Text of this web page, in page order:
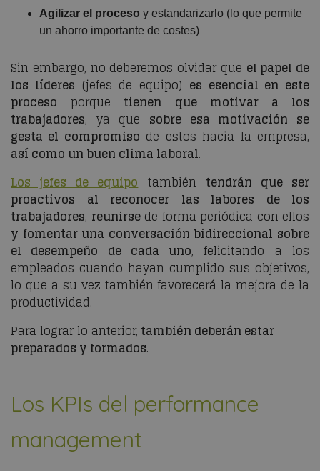
Agilizar el proceso y estandarizarlo (lo que permite
un ahorro importante de costes)
Sin embargo, no deberemos olvidar que el papel de
los líderes (jefes de equipo) es esencial en este
proceso porque tienen que motivar a los
trabajadores, ya que sobre esa motivación se
gesta el compromiso de estos hacia la empresa,
así como un buen clima laboral.
Los jefes de equipotambién tendrán que ser
proactivos al reconocer las labores de los
trabajadores, reunirsede forma periódica con ellos
y fomentar una conversación bidireccional sobre
el desempeño de cada uno, felicitando a los
empleados cuando hayan cumplido sus objetivos,
lo que a su vez también favorecerá la mejora de la
productividad.
Para lograr lo anterior, también deberán estar
preparados y formados.
Los KPIs del performance
management